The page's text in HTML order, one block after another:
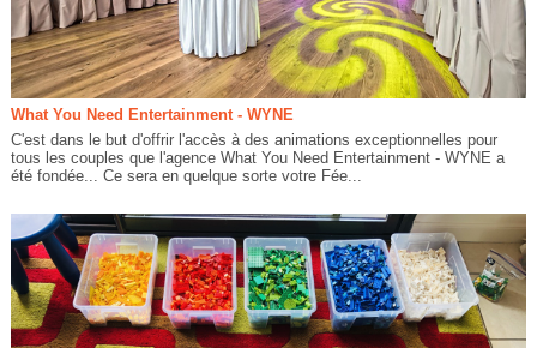
What You Need Entertainment - WYNE
C'est dans le but d'offrir l'accès à des animations exceptionnelles pour
tous les couples que l'agence What You Need Entertainment - WYNE a
été fondée... Ce sera en quelque sorte votre Fée...